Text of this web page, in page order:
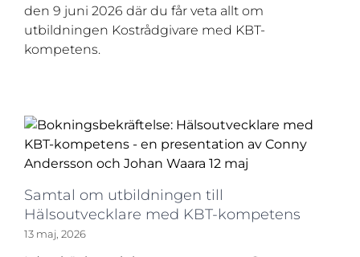
den 9 juni 2026 där du får veta allt om
utbildningen Kostrådgivare med KBT-
kompetens.
Samtal om utbildningen till
Hälsoutvecklare med KBT-kompetens
13 maj, 2026